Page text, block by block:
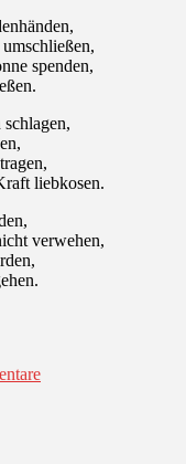
spenden,
liebkosen.
verwehen,